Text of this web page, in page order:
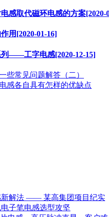
感取代磁环电感的方案[2020-
用[2020-01-16]
——工字电感[2020-12-15]
些常见问题解答（二）
感各自具有怎样的优缺点
新解法 —— 某高集团项目纪实
子笔电感选型攻坚